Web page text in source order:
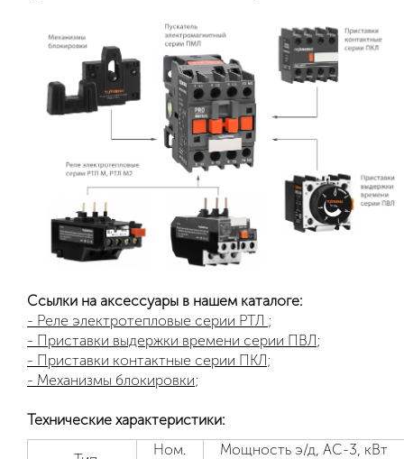
Ссылки на аксессуары в нашем каталоге:
- Реле электротепловые серии РТЛ ;
- Приставки выдержки времени серии ПВЛ;
- Приставки контактные серии ПКЛ;
- Механизмы блокировки;
Технические характеристики:
Ном. Мощность э/д, АС-3, кВт